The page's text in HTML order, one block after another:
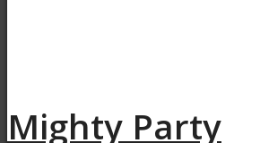
Mighty Party